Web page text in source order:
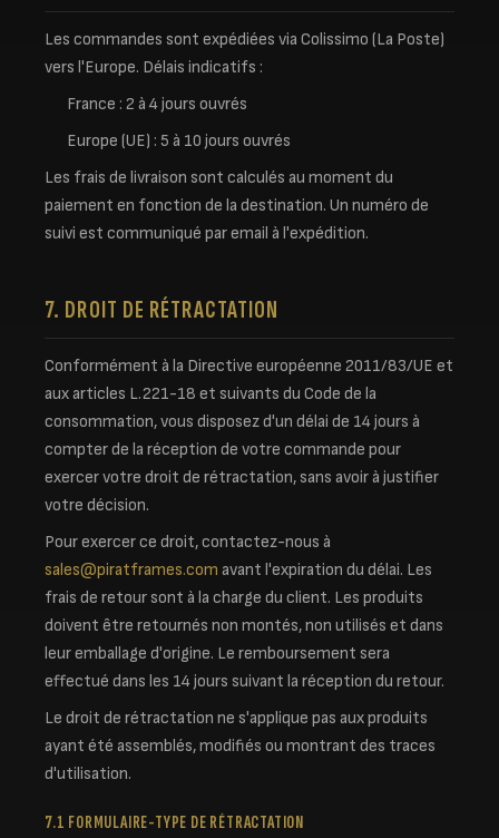
Les commandes sont expédiées via Colissimo (La Poste)
vers l'Europe. Délais indicatifs :
France : 2 à 4 jours ouvrés
Europe (UE) : 5 à 10 jours ouvrés
Les frais de livraison sont calculés au moment du
paiement en fonction de la destination. Un numéro de
suivi est communiqué par email à l'expédition.
7. DROIT DE RÉTRACTATION
Conformément à la Directive européenne 2011/83/UE et
aux articles L.221-18 et suivants du Code de la
consommation, vous disposez d'un délai de 14 jours à
compter de la réception de votre commande pour
exercer votre droit de rétractation, sans avoir à justifier
votre décision.
Pour exercer ce droit, contactez-nous à
sales@piratframes.com avant l'expiration du délai. Les
frais de retour sont à la charge du client. Les produits
doivent être retournés non montés, non utilisés et dans
leur emballage d'origine. Le remboursement sera
effectué dans les 14 jours suivant la réception du retour.
Le droit de rétractation ne s'applique pas aux produits
ayant été assemblés, modifiés ou montrant des traces
d'utilisation.
7.1 FORMULAIRE-TYPE DE RÉTRACTATION